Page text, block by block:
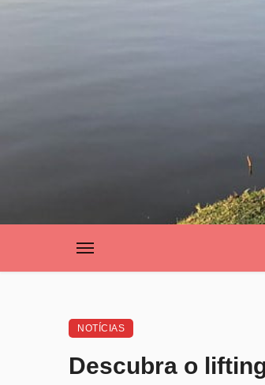
NOTÍCIAS
Descubra o